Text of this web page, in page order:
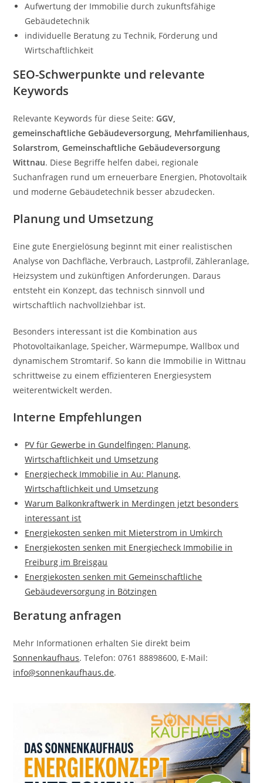
Aufwertung der Immobilie durch zukunftsfähige
Gebäudetechnik
individuelle Beratung zu Technik, Förderung und
Wirtschaftlichkeit
SEO-Schwerpunkte und relevante
Keywords
Relevante Keywords für diese Seite:GGV,
gemeinschaftliche Gebäudeversorgung, Mehrfamilienhaus,
Solarstrom, Gemeinschaftliche Gebäudeversorgung
Wittnau. Diese Begriffe helfen dabei, regionale
Suchanfragen rund um erneuerbare Energien, Photovoltaik
und moderne Gebäudetechnik besser abzudecken.
Planung und Umsetzung
Eine gute Energielösung beginnt mit einer realistischen
Analyse von Dachfläche, Verbrauch, Lastprofil, Zähleranlage,
Heizsystem und zukünftigen Anforderungen. Daraus
entsteht ein Konzept, das technisch sinnvoll und
wirtschaftlich nachvollziehbar ist.
Besonders interessant ist die Kombination aus
Photovoltaikanlage, Speicher, Wärmepumpe, Wallbox und
dynamischem Stromtarif. So kann die Immobilie in Wittnau
schrittweise zu einem effizienteren Energiesystem
weiterentwickelt werden.
Interne Empfehlungen
PV für Gewerbe in Gundelfingen: Planung,
Wirtschaftlichkeit und Umsetzung
Energiecheck Immobilie in Au: Planung,
Wirtschaftlichkeit und Umsetzung
Warum Balkonkraftwerk in Merdingen jetzt besonders
interessant ist
Energiekosten senken mit Mieterstrom in Umkirch
Energiekosten senken mit Energiecheck Immobilie in
Freiburg im Breisgau
Energiekosten senken mit Gemeinschaftliche
Gebäudeversorgung in Bötzingen
Beratung anfragen
Mehr Informationen erhalten Sie direkt beim
Sonnenkaufhaus. Telefon: 0761 88898600, E-Mail:
info@sonnenkaufhaus.de.